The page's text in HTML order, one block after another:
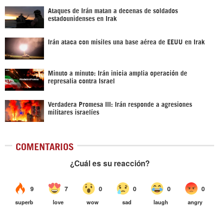
Ataques de Irán matan a decenas de soldados
estadounidenses en Irak
Irán ataca con misiles una base aérea de EEUU en Irak
Minuto a minuto: Irán inicia amplia operación de
represalia contra Israel
Verdadera Promesa III: Irán responde a agresiones
militares israelíes
COMENTARIOS